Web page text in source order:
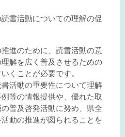
書活動についての理解の促
進のために、読書活動の意
解を広く普及させるための
くことが必要です。
活動の重要性について理解
等の情報提供や、優れた取
普及啓発活動に努め、県全
動の推進が図られることを